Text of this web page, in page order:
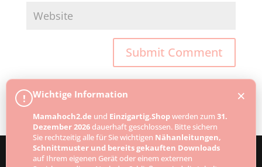
! Wichtige Information
Mamahoch2.de und Einzigartig.Shopwerden zum 31.
Dezember 2026dauerhaft geschlossen. Bitte sichern
Sie rechtzeitig alle für Sie wichtigen Nähanleitungen,
Schnittmuster und bereits gekauften Downloads
auf Ihrem eigenen Gerät oder einem externen
×